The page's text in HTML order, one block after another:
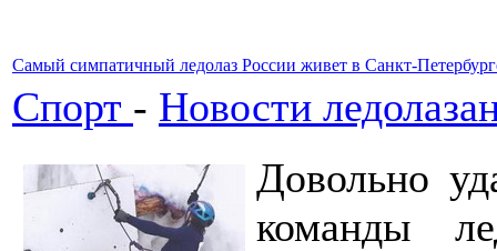
Самый симпатичный ледолаз России живет в Санкт-
Спорт - Новости
Довольно
команды